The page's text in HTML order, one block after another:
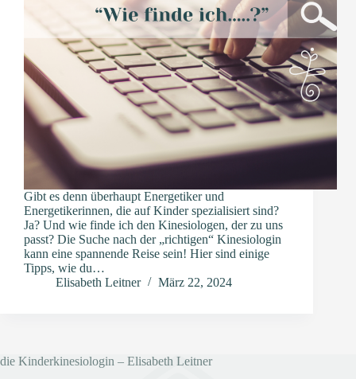
Gibt es denn überhaupt Energetiker und
Energetikerinnen, die auf Kinder spezialisiert sind?
Ja? Und wie finde ich den Kinesiologen, der zu uns
passt? Die Suche nach der „richtigen“ Kinesiologin
kann eine spannende Reise sein! Hier sind einige
Tipps, wie du…
Elisabeth Leitner
März 22, 2024
die Kinderkinesiologin – Elisabeth Leitner